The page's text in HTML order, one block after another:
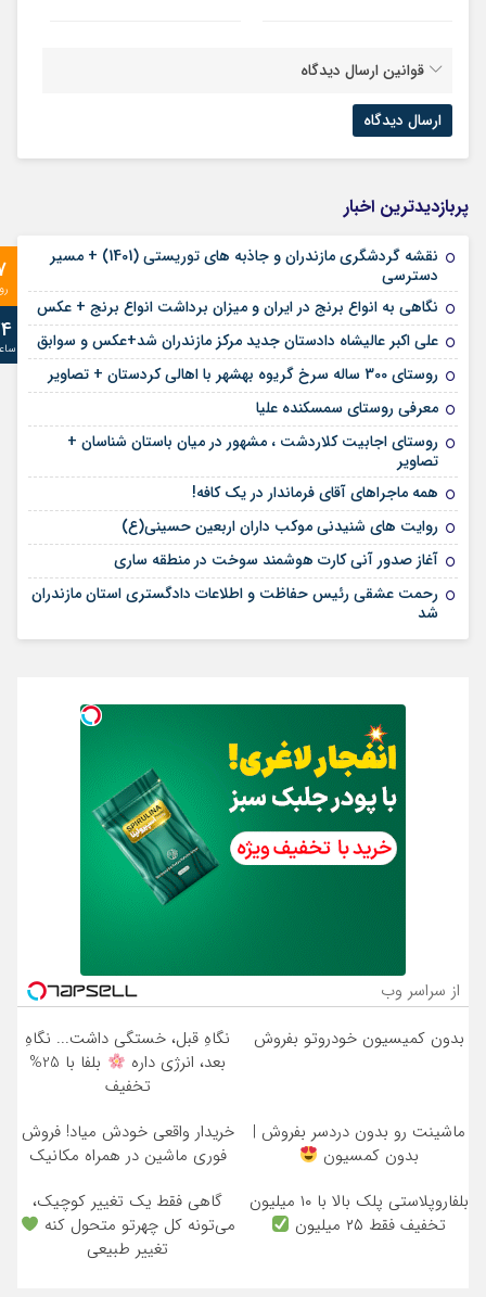
قوانین ارسال دیدگاه
پربازدیدترین اخبار
نقشه گردشگری مازندران و جاذبه های توریستی (1401) + مسیر
دسترسی
نگاهی به انواع برنج در ایران و میزان برداشت انواع برنج + عکس
علی‌ اکبر عالیشاه دادستان جدید مرکز مازندران شد+عکس و سوابق
روستای 300 ساله سرخ ‌گریوه بهشهر با اهالی کردستان + تصاویر
معرفی روستای سمسکنده علیا
روستای اجابیت کلاردشت ، مشهور در میان باستان شناسان +
تصاویر
همه ماجراهای آقای فرماندار در یک کافه!
روایت های شنیدنی موکب داران اربعین حسینی(ع)
آغاز صدور آنی کارت هوشمند سوخت در منطقه ساری
رحمت عشقی رئیس حفاظت و اطلاعات دادگستری استان مازندران
شد
از سراسر وب
بدون کمیسیون خودروتو بفروش
نگاهِ قبل، خستگی داشت... نگاهِ
بعد، انرژی داره
بلفا با 25%
تخفیف
ماشینت رو بدون دردسر بفروش |
بدون کمسیون
خریدار واقعی خودش میاد! فروش
فوری ماشین در همراه مکانیک
بلفاروپلاستی پلک بالا با ۱۰ میلیون
تخفیف فقط ۲۵ میلیون
گاهی فقط یک تغییر کوچیک،
می‌تونه کل چهرتو متحول کنه
تغییر طبیعی